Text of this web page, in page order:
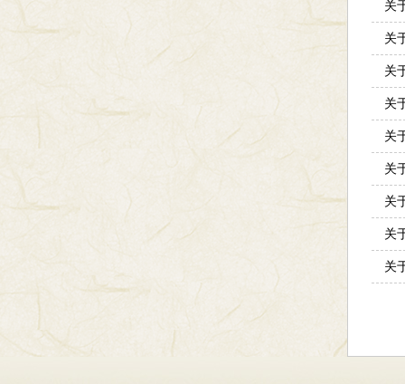
关
关
关
关
关
关
关
关
关